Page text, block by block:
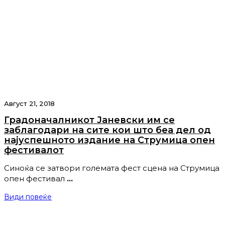
Август 21, 2018
Градоначалникот Јаневски им се
заблагодари на сите кои што беа дел од
најуспешното издание на Струмица опен
фестивалот
Синоќа се затвори големата фест сцена на Струмица
опен фестивал …
Види повеќе